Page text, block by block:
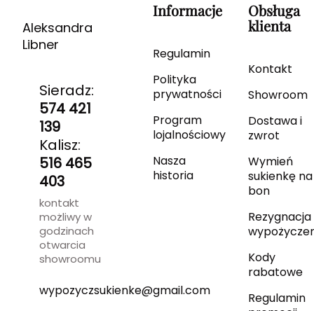
Aleksandra
Libner
Sieradz:
574 421
139
Kalisz:
516 465
403
kontakt
możliwy w
godzinach
otwarcia
showroomu
wypozyczsukienke@gmail.com
Informacje
Regulamin
Polityka
prywatności
Program
lojalnościowy
Nasza
historia
Obsługa
klienta
Kontakt
Showroom
Dostawa i
zwrot
Wymień
sukienkę na
bon
Rezygnacja
Kody
rabatowe
Regulamin